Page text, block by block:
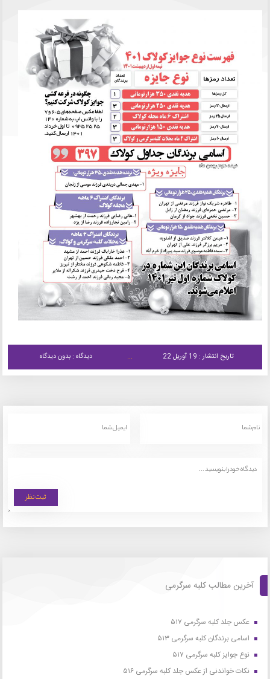
تاریخ انتشار : 19 آوریل 22 دیدگاه : بدون دیدگاه
آخرین مطالب کلبه سرگرمی
عکس جلد کلبه سرگرمی ۵۱۷
اسامی برندگان کلبه سرگرمی ۵۱۳
نوع جوایز کلبه سرگرمی ۵۱۷
نکات خواندنی از عکس جلد کلبه سرگرمی ۵۱۶